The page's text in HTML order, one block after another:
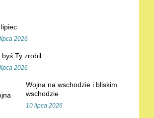
2026
byś Ty zrobił
2026
Wojna na wschodzie i bliskim
wschodzie
10 lipca 2026